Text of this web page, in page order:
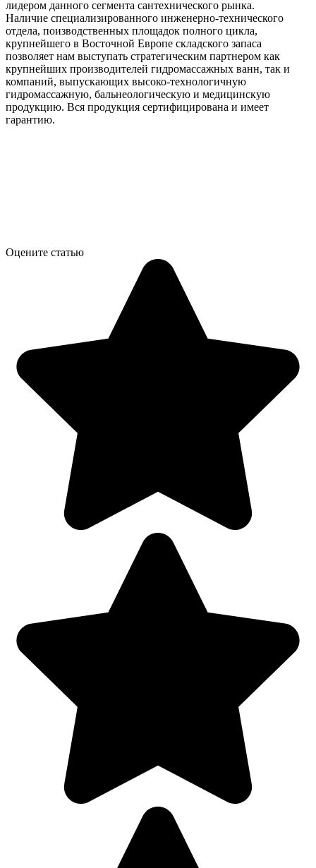
лидером данного сегмента сантехнического рынка.
Наличие специализированного инженерно-технического
отдела, поизводственных площадок полного цикла,
крупнейшего в Восточной Европе складского запаса
позволяет нам выступать стратегическим партнером как
крупнейших производителей гидромассажных ванн, так и
компаний, выпускающих высоко-технологичную
гидромассажную, бальнеологическую и медицинскую
продукцию. Вся продукция сертифицирована и имеет
гарантию.
Оцените статью